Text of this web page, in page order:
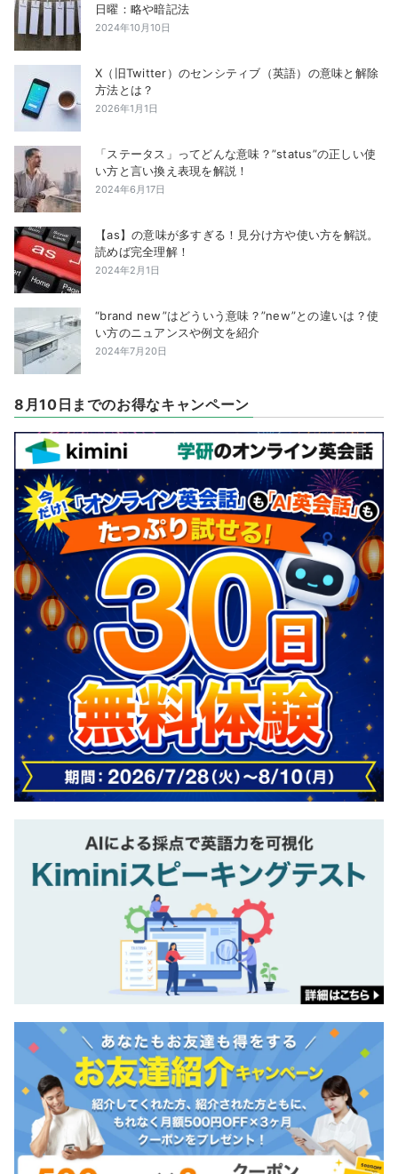
日曜：略や暗記法
2024年10月10日
X（旧Twitter）のセンシティブ（英語）の意味と解除
方法とは？
2026年1月1日
「ステータス」ってどんな意味？”status”の正しい使
い方と言い換え表現を解説！
2024年6月17日
【as】の意味が多すぎる！見分け方や使い方を解説。
読めば完全理解！
2024年2月1日
“brand new”はどういう意味？”new”との違いは？使
い方のニュアンスや例文を紹介
2024年7月20日
8月10日までのお得なキャンペーン